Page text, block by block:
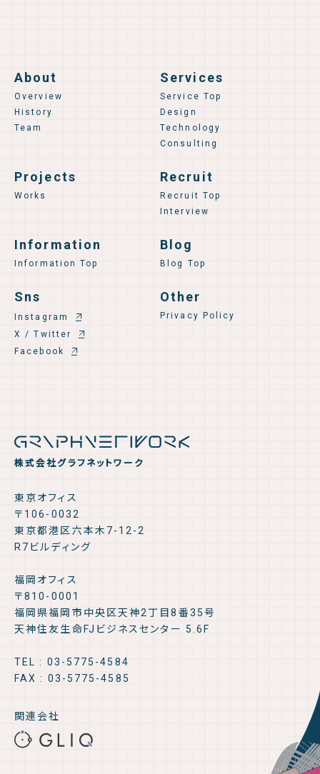
株式会社グラフネットワーク
東京オフィス
〒106-0032
東京都港区六本木7-12-2
R7ビルディング
福岡オフィス
〒810-0001
福岡県福岡市中央区天神2丁目8番35号
天神住友生命FJビジネスセンター 5.6F
TEL : 03-5775-4584
FAX : 03-5775-4585
関連会社
About
Overview
History
Team
Services
Service Top
Design
Technology
Consulting
Projects
Works
Recruit
Recruit Top
Interview
Information
Information Top
Blog
Blog Top
Sns
Instagram
X / Twitter
Facebook
Other
Privacy Policy